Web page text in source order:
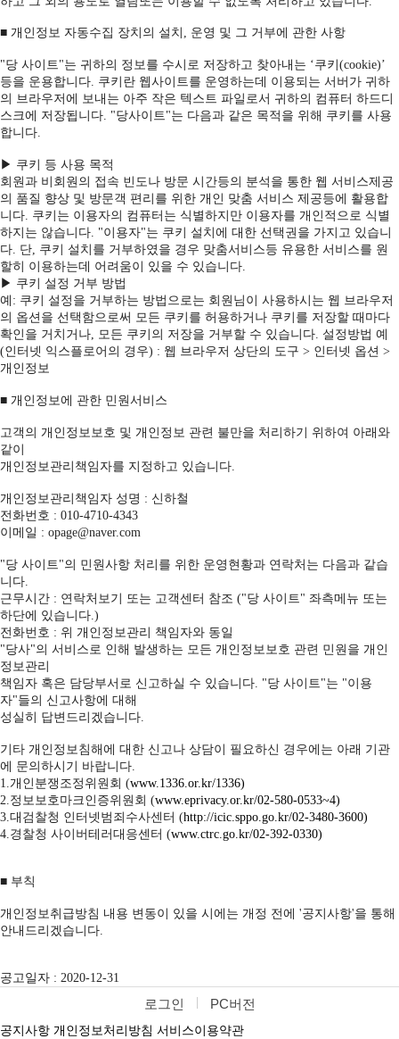
■ 개인정보 자동수집 장치의 설치, 운영 및 그 거부에 관한 사항
"당 사이트"는 귀하의 정보를 수시로 저장하고 찾아내는 ‘쿠키(cookie)’
등을 운용합니다. 쿠키란 웹사이트를 운영하는데 이용되는 서버가 귀하
의 브라우저에 보내는 아주 작은 텍스트 파일로서 귀하의 컴퓨터 하드디
스크에 저장됩니다. "당사이트"는 다음과 같은 목적을 위해 쿠키를 사용
합니다.
▶ 쿠키 등 사용 목적
회원과 비회원의 접속 빈도나 방문 시간등의 분석을 통한 웹 서비스제공
의 품질 향상 및 방문객 편리를 위한 개인 맞춤 서비스 제공등에 활용합
니다. 쿠키는 이용자의 컴퓨터는 식별하지만 이용자를 개인적으로 식별
하지는 않습니다. "이용자"는 쿠키 설치에 대한 선택권을 가지고 있습니
다. 단, 쿠키 설치를 거부하였을 경우 맞춤서비스등 유용한 서비스를 원
할히 이용하는데 어려움이 있을 수 있습니다.
▶ 쿠키 설정 거부 방법
예: 쿠키 설정을 거부하는 방법으로는 회원님이 사용하시는 웹 브라우저
의 옵션을 선택함으로써 모든 쿠키를 허용하거나 쿠키를 저장할 때마다
확인을 거치거나, 모든 쿠키의 저장을 거부할 수 있습니다. 설정방법 예
(인터넷 익스플로어의 경우) : 웹 브라우저 상단의 도구 > 인터넷 옵션 >
개인정보
■ 개인정보에 관한 민원서비스
고객의 개인정보보호 및 개인정보 관련 불만을 처리하기 위하여 아래와
같이
개인정보관리책임자를 지정하고 있습니다.
개인정보관리책임자 성명 : 신하철
전화번호 : 010-4710-4343
이메일 : opage@naver.com
"당 사이트"의 민원사항 처리를 위한 운영현황과 연락처는 다음과 같습
니다.
근무시간 : 연락처보기 또는 고객센터 참조 ("당 사이트" 좌측메뉴 또는
하단에 있습니다.)
전화번호 : 위 개인정보관리 책임자와 동일
"당사"의 서비스로 인해 발생하는 모든 개인정보보호 관련 민원을 개인
정보관리
책임자 혹은 담당부서로 신고하실 수 있습니다. "당 사이트"는 "이용
자"들의 신고사항에 대해
성실히 답변드리겠습니다.
기타 개인정보침해에 대한 신고나 상담이 필요하신 경우에는 아래 기관
에 문의하시기 바랍니다.
1.개인분쟁조정위원회 (www.1336.or.kr/1336)
2.정보보호마크인증위원회 (www.eprivacy.or.kr/02-580-0533~4)
3.대검찰청 인터넷범죄수사센터 (http://icic.sppo.go.kr/02-3480-3600)
4.경찰청 사이버테러대응센터 (www.ctrc.go.kr/02-392-0330)
■ 부칙
개인정보취급방침 내용 변동이 있을 시에는 개정 전에 '공지사항'을 통해
안내드리겠습니다.
공고일자 : 2020-12-31
로그인 PC버전
공지사항 개인정보처리방침 서비스이용약관